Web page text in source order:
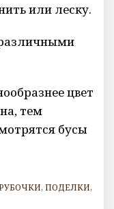
или леску.
цвет
тем
бусы
, ПОДЕЛКИ,